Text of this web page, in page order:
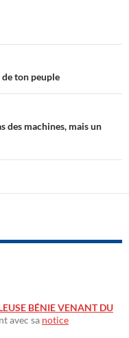
de ton peuple
des machines, mais un
BÉNIE VENANT DU
avec sa notice